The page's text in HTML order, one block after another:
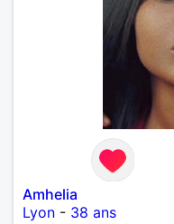
Amhelia
Lyon - 38 ans